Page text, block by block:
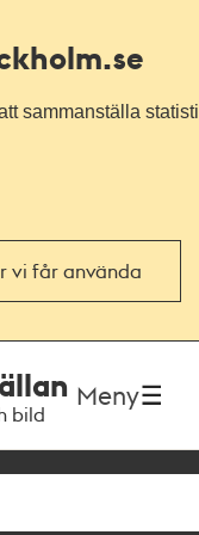
sammanställa
vi får använda
bild
Meny